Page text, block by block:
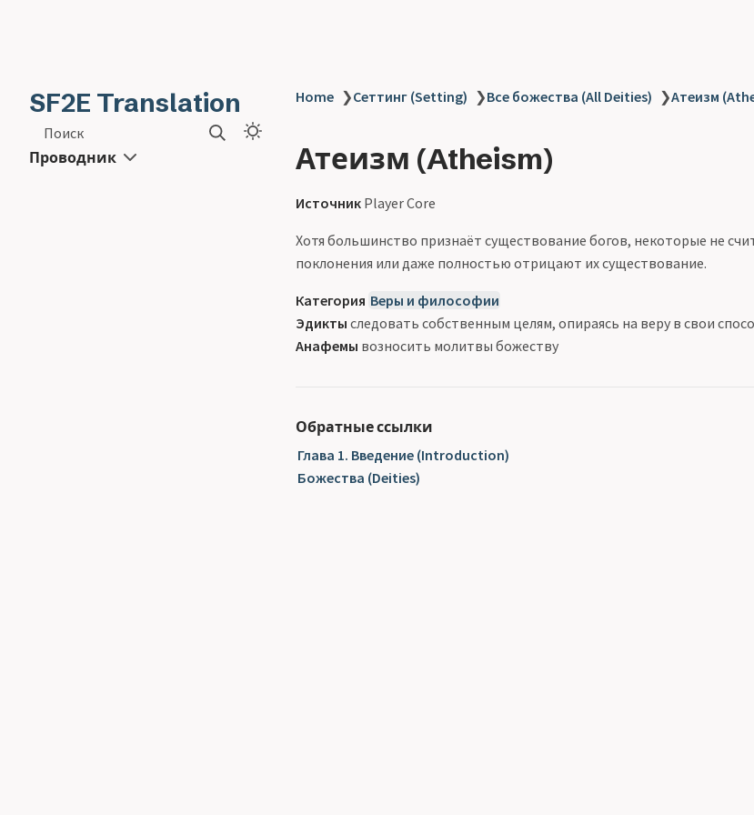
SF2E Translation
Поиск
Проводник
Home ❯Сеттинг (Setting) ❯Все божества (All Deities) ❯Атеизм
Атеизм (Atheism)
Источник Player Core
Хотя большинство признаёт существование богов, некоторые не
поклонения или даже полностью отрицают их существование.
Категория Веры и философии
Эдикты следовать собственным целям, опираясь на веру в свои
Анафемы возносить молитвы божеству
Обратные ссылки
Глава 1. Введение (Introduction)
Божества (Deities)